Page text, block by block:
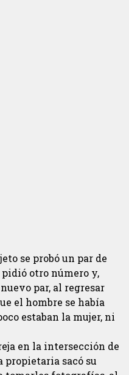
se probó un par de
otro número y,
par, al regresar
el hombre se había
estaban la mujer, ni
en la intersección de
sacó su